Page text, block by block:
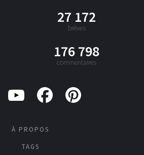
27 172
brèves
176 798
commentaires
À PROPOS
TAGS